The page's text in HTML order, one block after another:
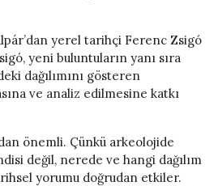
yerel tarihçi Ferenc Zsigó
yeni buluntuların yanı sıra
dağılımını gösteren
ve analiz edilmesine katkı
önemli. Çünkü arkeolojide
değil, nerede ve hangi dağılım
yorumu doğrudan etkiler.